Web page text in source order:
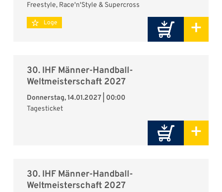
Freestyle, Race'n'Style & Supercross
+
Loge
30. IHF Männer-Handball-
Weltmeisterschaft 2027
Donnerstag, 14.01.2027 | 00:00
Tagesticket
+
30. IHF Männer-Handball-
Weltmeisterschaft 2027